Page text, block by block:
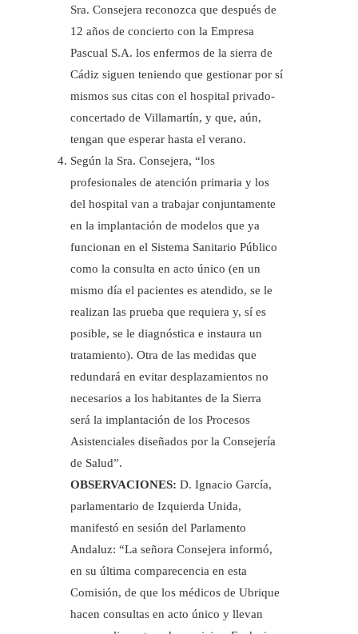
Sra. Consejera reconozca que después de
12 años de concierto con la Empresa
Pascual S.A. los enfermos de la sierra de
Cádiz siguen teniendo que gestionar por sí
mismos sus citas con el hospital privado-
concertado de Villamartín, y que, aún,
tengan que esperar hasta el verano.
Según la Sra. Consejera, “los
profesionales de atención primaria y los
del hospital van a trabajar conjuntamente
en la implantación de modelos que ya
funcionan en el Sistema Sanitario Público
como la consulta en acto único (en un
mismo día el pacientes es atendido, se le
realizan las prueba que requiera y, sí es
posible, se le diagnóstica e instaura un
tratamiento). Otra de las medidas que
redundará en evitar desplazamientos no
necesarios a los habitantes de la Sierra
será la implantación de los Procesos
Asistenciales diseñados por la Consejería
de Salud”.
OBSERVACIONES: D. Ignacio García,
parlamentario de Izquierda Unida,
manifestó en sesión del Parlamento
Andaluz: “La señora Consejera informó,
en su última comparecencia en esta
Comisión, de que los médicos de Ubrique
hacen consultas en acto único y llevan